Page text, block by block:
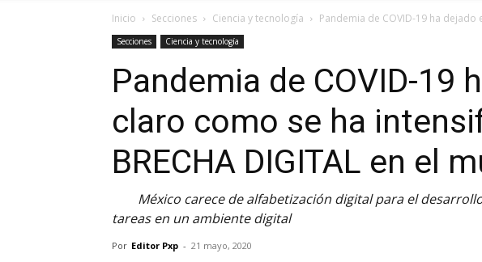
Inicio Secciones Ciencia y tecnología Pandemia de COVID-19 ha
Secciones Ciencia y tecnología
Pandemia de COVID-19
claro como se ha
BRECHA DIGITAL en el
México carece de alfabetización digital para el
tareas en un ambiente digital
Por Editor Pxp - 21 mayo, 2020